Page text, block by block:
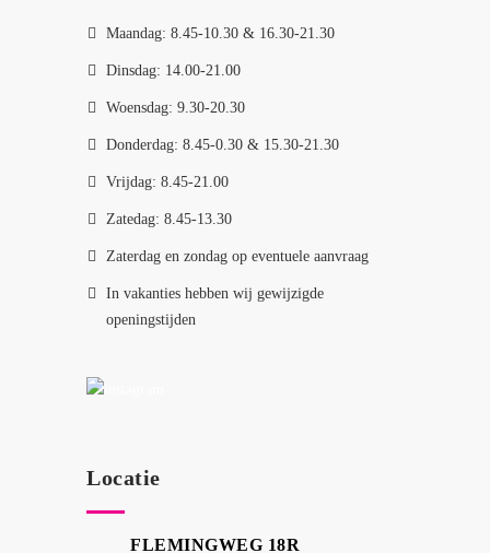
Maandag: 8.45-10.30 & 16.30-21.30
Dinsdag: 14.00-21.00
Woensdag: 9.30-20.30
Donderdag: 8.45-0.30 & 15.30-21.30
Vrijdag: 8.45-21.00
Zatedag: 8.45-13.30
Zaterdag en zondag op eventuele aanvraag
In vakanties hebben wij gewijzigde
openingstijden
Locatie
FLEMINGWEG 18R